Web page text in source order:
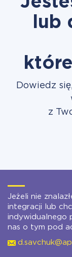
lub
Dowiedz
z
Jeżeli nie
integracji lub
indywidualnego
nas o tym pod